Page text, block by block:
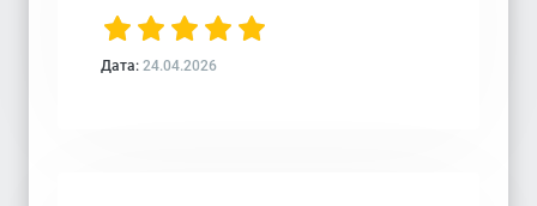
Дата: 24.04.2026